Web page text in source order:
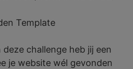
Template
challenge heb jij een
je website wél gevonden